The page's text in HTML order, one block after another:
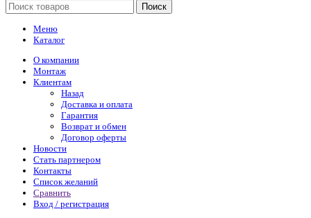
Поиск
Меню
Каталог
О компании
Монтаж
Клиентам
Назад
Доставка и оплата
Гарантия
Возврат и обмен
Договор оферты
Новости
Стать партнером
Контакты
Список желаний
Сравнить
Вход / регистрация